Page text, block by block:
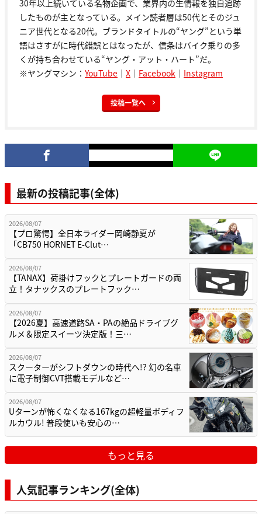
30年以上続いている名物企画で、業界内の生情報を独自追跡
したものが主となっている。メイン読者層は50代とそのジュ
ニア世代となる20代。ブランドタイトルの“ヤング”という単
語はさすがに時代錯誤とはなったが、信条はバイク乗りの多
くが持ち合わせている“ヤング・アット・ハート”だ。
※ヤングマシン： YouTube ｜ X ｜ Facebook ｜ Instagram
投稿一覧へ
最新の投稿記事(全体)
2026/08/07
【プロ驚愕】全日本ライダー岡崎静夏が
「CB750 HORNET E-Clut…
2026/08/07
【TANAX】荷掛けフックとプレートガードの両
立！タナックスのプレートフック…
2026/08/07
【2026夏】高速道路SA・PAの絶品ドライブグ
ルメ＆限定スイーツ決定版！三…
2026/08/07
スクーターがシフトダウンの時代へ!? 幻の名車
に電子制御CVT搭載モデルなど…
2026/08/07
Uターンが怖くなくなる167kgの超軽量ボディフ
ルカウル! 普段使いも安心の…
もっと見る
人気記事ランキング(全体)